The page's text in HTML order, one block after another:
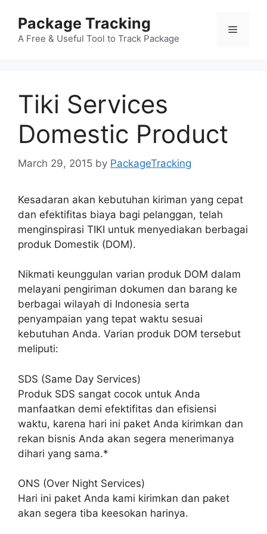
content
Package Tracking
A Free & Useful Tool to Track Package
Menu
Tiki Services
Domestic Product
March 29, 2015 by PackageTracking
Kesadaran akan kebutuhan kiriman yang cepat
dan efektifitas biaya bagi pelanggan, telah
menginspirasi TIKI untuk menyediakan berbagai
produk Domestik (DOM).
Nikmati keunggulan varian produk DOM dalam
melayani pengiriman dokumen dan barang ke
berbagai wilayah di Indonesia serta
penyampaian yang tepat waktu sesuai
kebutuhan Anda. Varian produk DOM tersebut
meliputi:
SDS (Same Day Services)
Produk SDS sangat cocok untuk Anda
manfaatkan demi efektifitas dan efisiensi
waktu, karena hari ini paket Anda kirimkan dan
rekan bisnis Anda akan segera menerimanya
dihari yang sama.*
ONS (Over Night Services)
Hari ini paket Anda kami kirimkan dan paket
akan segera tiba keesokan harinya.